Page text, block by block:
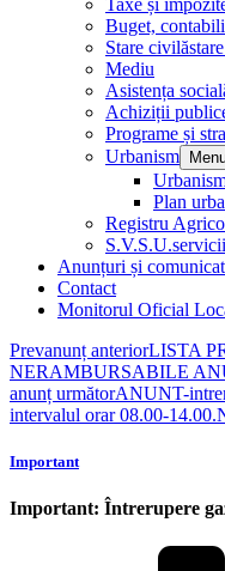
Taxe și
Buget,
Stare civilă
Mediu
Asistența
Achiziții
Programe și
Urbanism
Plan
Registru
S.V.S.U.
Anunțuri și
Contact
Monitorul Oficial
Prevanunț anteriorLISTA
NERAMBURSABILE
anunț următorANUNT-
intervalul orar 08.00-14.00.
Important
Important: Întrerupere